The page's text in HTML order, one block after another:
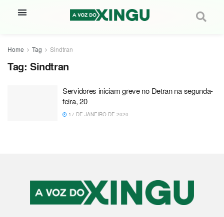
Home Tag Sindtran
Tag: Sindtran
Servidores iniciam greve no Detran na segunda-
feira, 20
17 DE JANEIRO DE 2020